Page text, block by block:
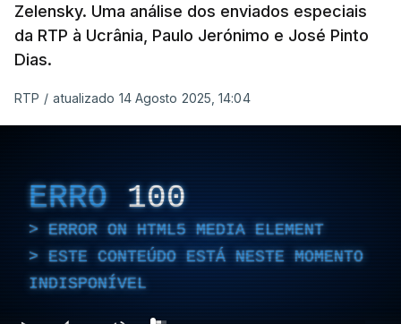
Zelensky. Uma análise dos enviados especiais
da RTP à Ucrânia, Paulo Jerónimo e José Pinto
Dias.
RTP / atualizado 14 Agosto 2025, 14:04
ERRO 100
ERROR ON HTML5 MEDIA ELEMENT
ESTE CONTEÚDO ESTÁ NESTE MOMENTO
INDISPONÍVEL